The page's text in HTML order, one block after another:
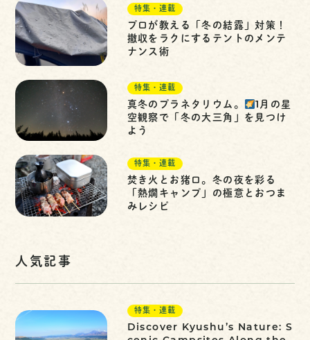
特集・連載
プロが教える「冬の結露」対策！
撤収をラクにするテントのメンテ
ナンス術
特集・連載
真冬のプラネタリウム。
1月の星
空観察で「冬の大三角」を見つけ
よう
特集・連載
焚き火とお猪口。冬の夜を彩る
「熱燗キャンプ」の極意とおつま
みレシピ
人気記事
特集・連載
Discover Kyushu’s Nature: S